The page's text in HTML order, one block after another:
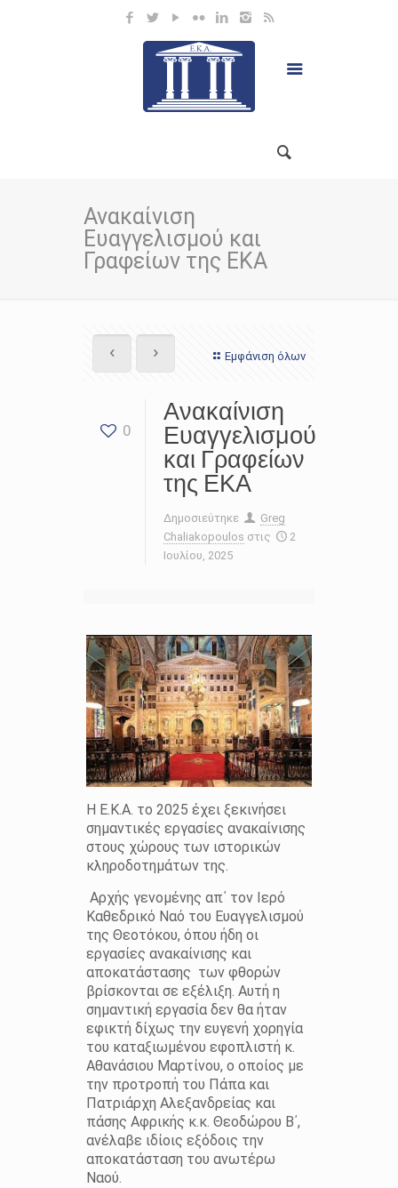
Ανακαίνιση
Ευαγγελισμού και
Γραφείων της ΕΚΑ
Εμφάνιση όλων
0
Ανακαίνιση
Ευαγγελισμού
και Γραφείων
της ΕΚΑ
Δημοσιεύτηκε
Greg
Chaliakopoulos στις
2
Ιουλίου, 2025
Η Ε.Κ.Α. το 2025 έχει ξεκινήσει
σημαντικές εργασίες ανακαίνισης
στους χώρους των ιστορικών
κληροδοτημάτων της.
Αρχής γενομένης απ΄ τον Ιερό
Καθεδρικό Ναό του Ευαγγελισμού
της Θεοτόκου, όπου ήδη οι
εργασίες ανακαίνισης και
αποκατάστασης των φθορών
βρίσκονται σε εξέλιξη. Αυτή η
σημαντική εργασία δεν θα ήταν
εφικτή δίχως την ευγενή χορηγία
του καταξιωμένου εφοπλιστή κ.
Αθανάσιου Μαρτίνου, ο οποίος με
την προτροπή του Πάπα και
Πατριάρχη Αλεξανδρείας και
πάσης Αφρικής κ.κ. Θεοδώρου Β΄,
ανέλαβε ιδίοις εξόδοις την
αποκατάσταση του ανωτέρω
Ναού.